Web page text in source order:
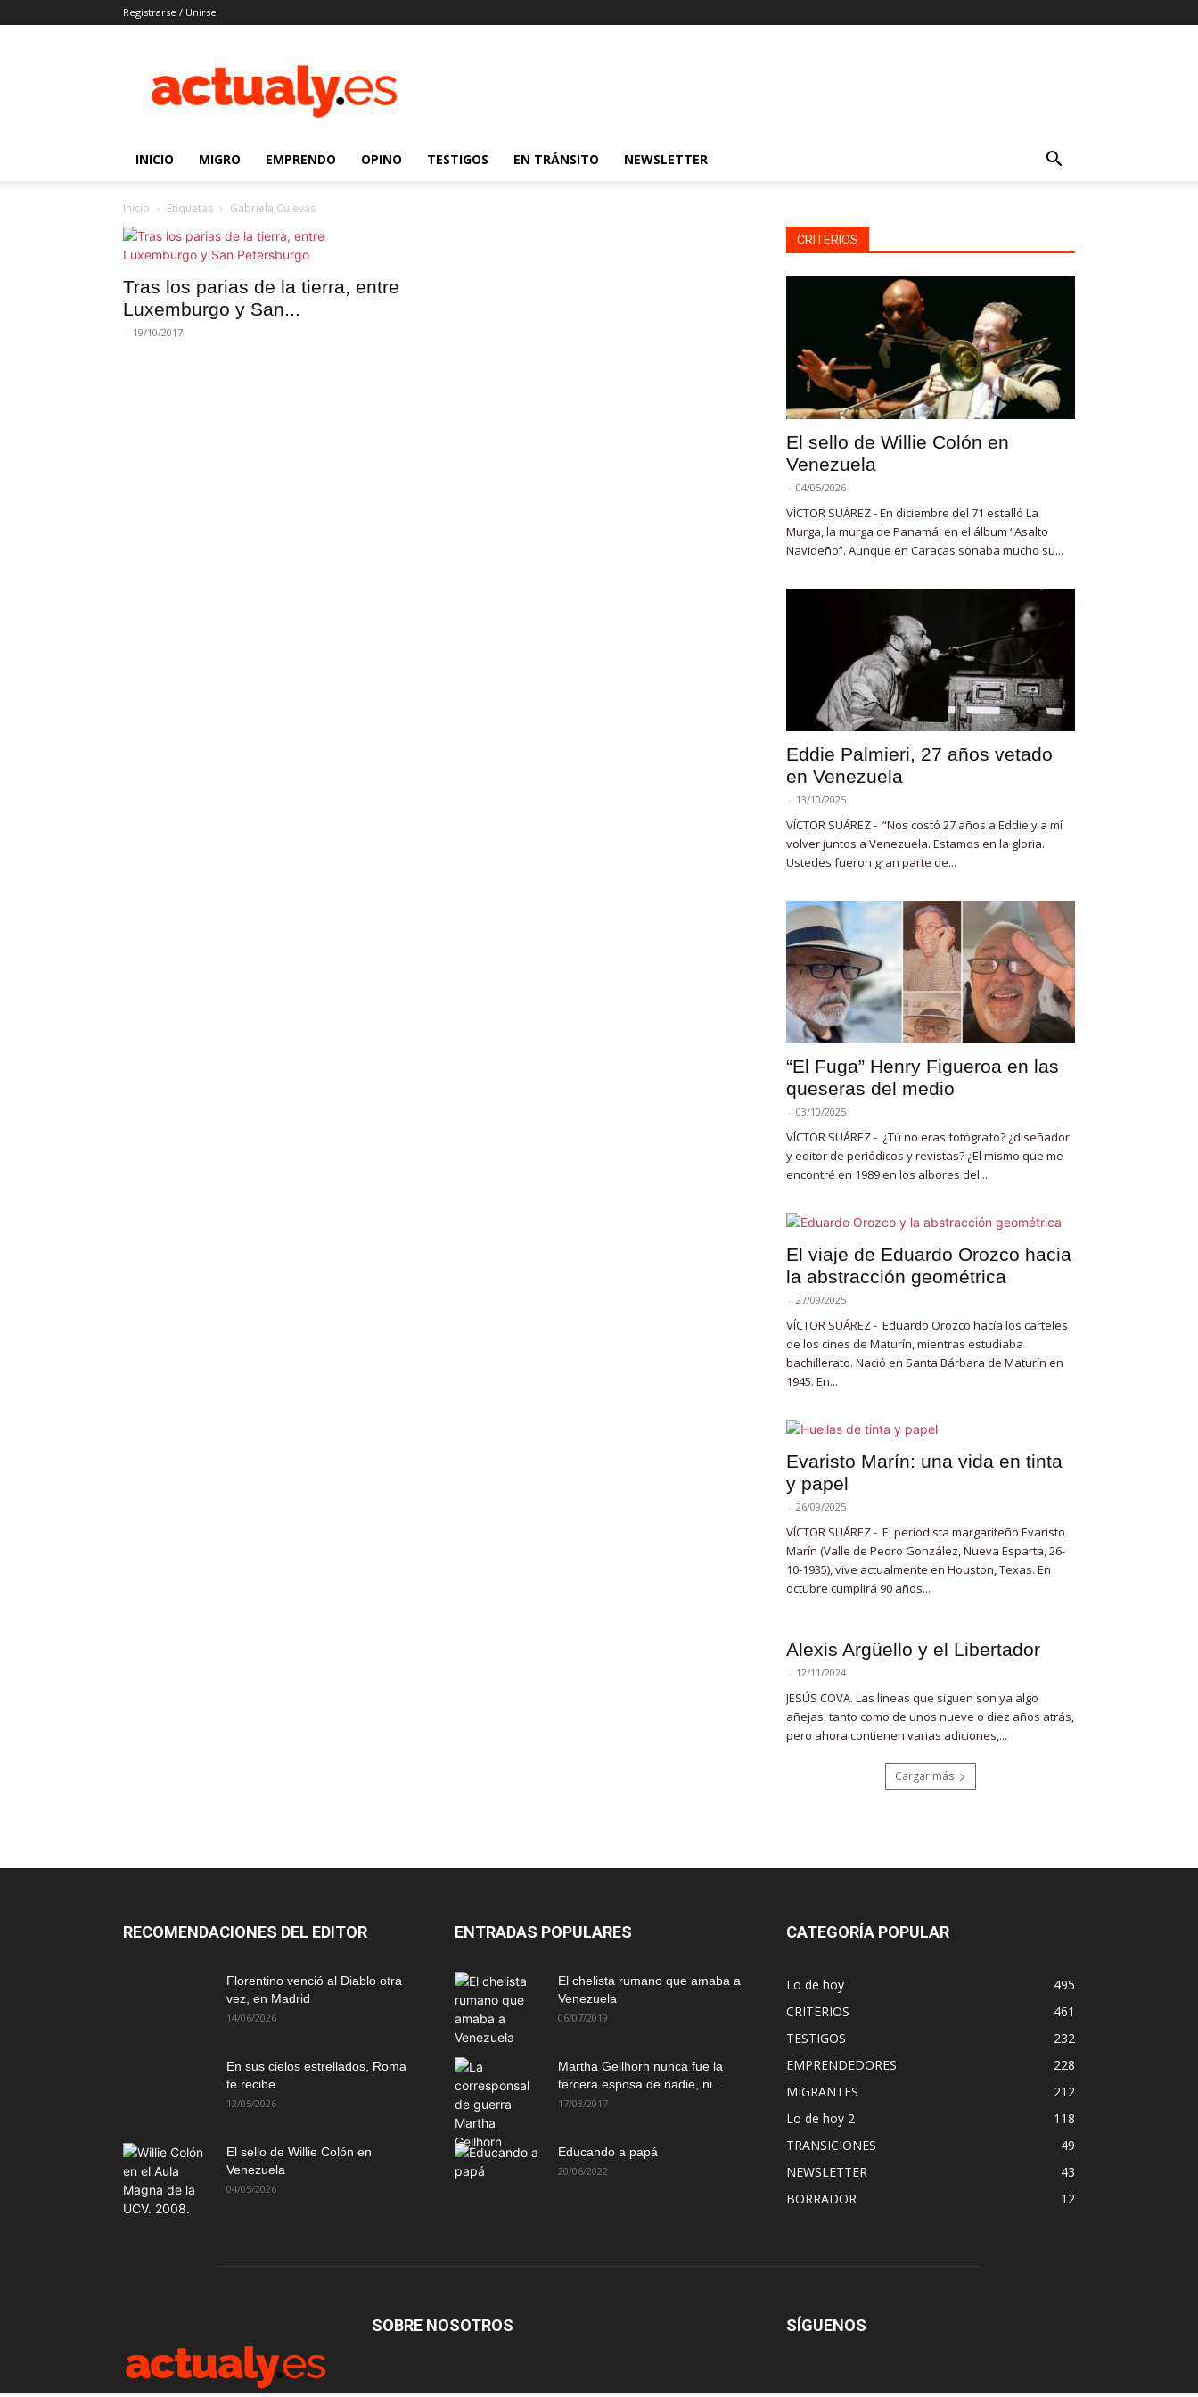
Registrarse / Unirse
|
Noticias
venezolanos
INICIO MIGRO EMPRENDO OPINO TESTIGOS EN TRÁNSITO NEWSLETTER
Inicio Etiquetas Gabriela Cuievas
Tras los parias de la tierra, entre
Luxemburgo y San...
- 19/10/2017
CRITERIOS
El sello de Willie Colón en
Venezuela
- 04/05/2026
VÍCTOR SUÁREZ - En diciembre del 71 estalló La
Murga, la murga de Panamá, en el álbum “Asalto
Navideño”. Aunque en Caracas sonaba mucho su...
Eddie Palmieri, 27 años vetado
en Venezuela
- 13/10/2025
VÍCTOR SUÁREZ - “Nos costó 27 años a Eddie y a mí
volver juntos a Venezuela. Estamos en la gloria.
Ustedes fueron gran parte de...
“El Fuga” Henry Figueroa en las
queseras del medio
- 03/10/2025
VÍCTOR SUÁREZ - ¿Tú no eras fotógrafo? ¿diseñador
y editor de periódicos y revistas? ¿El mismo que me
encontré en 1989 en los albores del...
El viaje de Eduardo Orozco hacia
la abstracción geométrica
- 27/09/2025
VÍCTOR SUÁREZ - Eduardo Orozco hacía los carteles
de los cines de Maturín, mientras estudiaba
bachillerato. Nació en Santa Bárbara de Maturín en
1945. En...
Evaristo Marín: una vida en tinta
y papel
- 26/09/2025
VÍCTOR SUÁREZ - El periodista margariteño Evaristo
Marín (Valle de Pedro González, Nueva Esparta, 26-
10-1935), vive actualmente en Houston, Texas. En
octubre cumplirá 90 años...
Alexis Argüello y el Libertador
- 12/11/2024
JESÚS COVA. Las líneas que siguen son ya algo
añejas, tanto como de unos nueve o diez años atrás,
pero ahora contienen varias adiciones,...
Cargar más
RECOMENDACIONES DEL EDITOR
Florentino venció al Diablo otra
vez, en Madrid
14/06/2026
En sus cielos estrellados, Roma
te recibe
12/05/2026
El sello de Willie Colón en
Venezuela
04/05/2026
ENTRADAS POPULARES
El chelista rumano que amaba a
Venezuela
06/07/2019
Martha Gellhorn nunca fue la
tercera esposa de nadie, ni...
17/03/2017
Educando a papá
20/06/2022
CATEGORÍA POPULAR
Lo de hoy
495
CRITERIOS
461
TESTIGOS
232
EMPRENDEDORES
228
MIGRANTES
212
Lo de hoy 2
118
TRANSICIONES
49
NEWSLETTER
43
BORRADOR
12
SOBRE NOSOTROS SÍGUENOS